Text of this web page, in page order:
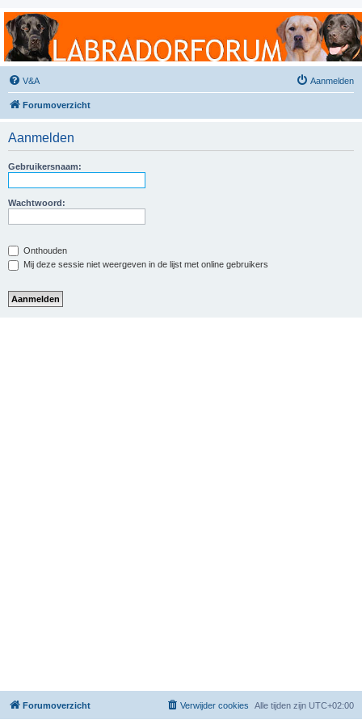
Labradorforum
Het gezelligste Labradorforum van Nederland en België!
V&A Aanmelden
Forumoverzicht
Aanmelden
Gebruikersnaam:
Wachtwoord:
Onthouden
Mij deze sessie niet weergeven in de lijst met online gebruikers
Forumoverzicht Alle tijden zijn UTC+02:00
Verwijder cookies